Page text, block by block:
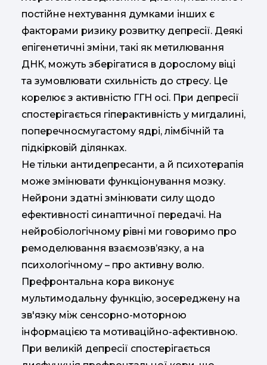
постійне нехтування думками інших є
факторами ризику розвитку депресії. Деякі
епігенетичні зміни, такі як метилювання
ДНК, можуть зберігатися в дорослому віці
та зумовлювати схильність до стресу. Це
корелює з активністю ГГН осі. При депресії
спостерігається гіперактивність у мигдалині,
поперечносмугастому ядрі, лімбічній та
підкірковій ділянках.
Не тільки антидепресанти, а й психотерапія
може змінювати функціонування мозку.
Нейрони здатні змінювати силу щодо
ефективності синаптичної передачі. На
нейробіологічному рівні ми говоримо про
ремоделювання взаємозв’язку, а на
психологічному – про активну волю.
Префронтальна кора виконує
мультимодальну функцію, зосереджену на
зв'язку між сенсорно-моторною
інформацією та мотиваційно-афективною.
При великій депресії спостерігається